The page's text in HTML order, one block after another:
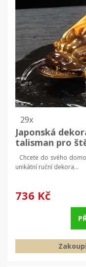
29x
Japonská
talisman pro
Chcete do svého
unikátní ruční dekora...
736 Kč